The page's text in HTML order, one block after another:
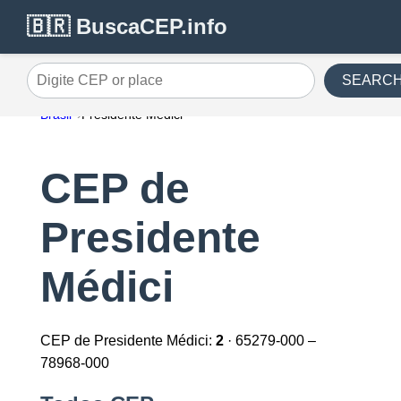
🇧🇷 BuscaCEP.info
Digite CEP or place
Brasil Presidente Médici
CEP de
Presidente
Médici
CEP de Presidente Médici: 2· 65279-000 –
78968-000